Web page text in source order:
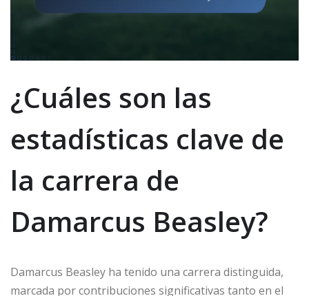
¿Cuáles son las
estadísticas clave de
la carrera de
Damarcus Beasley?
Damarcus Beasley ha tenido una carrera distinguida,
marcada por contribuciones significativas tanto en el